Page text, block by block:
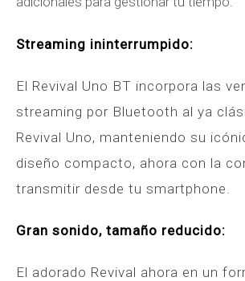
Streaming ininterrumpido:
El Revival Uno BT incorpora las
streaming por Bluetooth al ya
Revival Uno, manteniendo su
diseño compacto, ahora con la
transmitir desde tu smartphone.
Gran sonido, tamaño reducido:
El adorado Revival ahora en un